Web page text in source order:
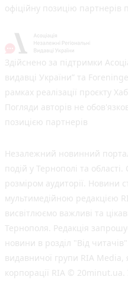
офіційну позицію партнерів
Здійснено за підтримки
видавці України” та
рамках реалізації проєкту
Погляди авторів не
позицією партнерів
Незалежний новинний
подій у Тернополі та
розміром аудиторії. Новини
мультимедійною редакцією
висвітлюємо важливі та
Тернополя. Редакція
новини в розділ "Від
видавничої групи RIA
корпорації RIA ©